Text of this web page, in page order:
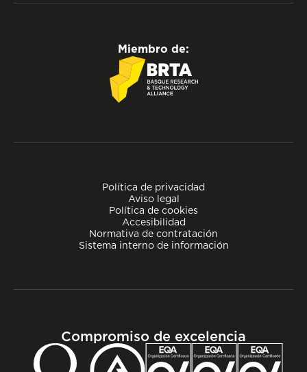
Política de privacidad
Aviso legal
Política de cookies
Accesibilidad
Normativa de contratación
Sistema interno de información
Miembro de:
Compromiso de excelencia